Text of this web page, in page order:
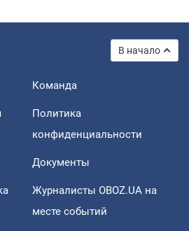
В начало
Команда
Политика
конфиденциальности
Документы
Журналисты OBOZ.UA на
месте событий